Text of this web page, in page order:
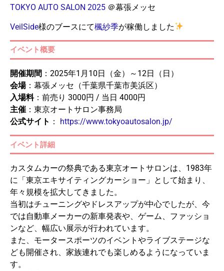
TOKYO AUTO SALON 2025 ＠幕張メッセ
VeilSide様のブースにて楓紗季が稼働しました
イベント概要
開催期間 ：2025年1月10日（金）～12日（日）
会場：幕張メッセ（千葉県千葉市美浜区）
入場料：前売り 3000円 / 当日 4000円
主催 ：東京オートサロン事務局
公式サイト ： https://www.tokyoautosalon.jp/
イベント詳細
カスタムカーの祭典である東京オートサロンは、1983年
に「東京エキサイティングカーショー」として始まり、
年々規模を拡大してきました。
当初はチューニングやドレスアップが中心でしたが、今
では自動車メーカーの新車発表や、ゲーム、ファッショ
ンなど、幅広い展示が行われています。
また、モータースポーツのイベントやライブステージな
ども開催され、家族連れでも楽しめるようになっていま
す。